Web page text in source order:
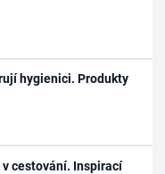
hygienici. Produkty
cestování. Inspirací